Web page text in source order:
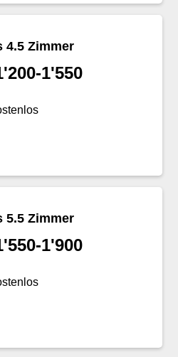
4.5 Zimmer
1'550
5.5 Zimmer
1'900